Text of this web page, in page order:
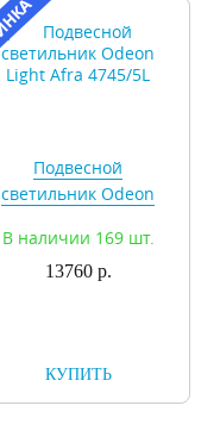
Подвесной
светильник Odeon
В наличии 169 шт.
13760 р.
КУПИТЬ